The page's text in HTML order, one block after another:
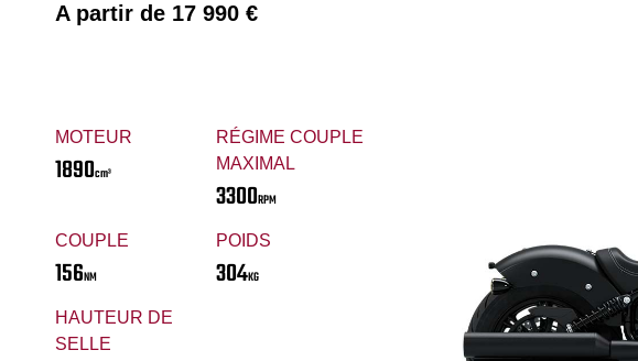
A partir de 17 990 €
MOTEUR
1890cm³
RÉGIME COUPLE
MAXIMAL
3300RPM
COUPLE
156NM
POIDS
304KG
HAUTEUR DE
SELLE